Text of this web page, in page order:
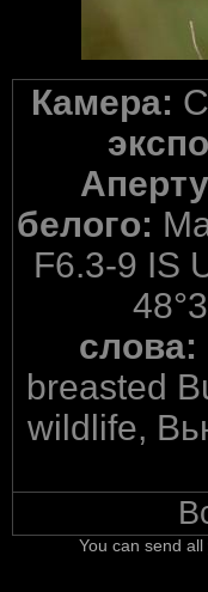
Камера:
белого:
F6.3-9 IS
слова:
breasted
wildlife,
You can send